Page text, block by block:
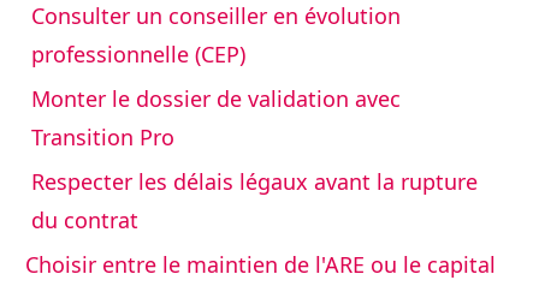
Consulter un conseiller en évolution
professionnelle (CEP)
Monter le dossier de validation avec
Transition Pro
Respecter les délais légaux avant la rupture
du contrat
Choisir entre le maintien de l'ARE ou le capital